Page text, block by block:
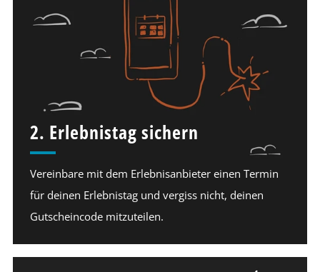
2. Erlebnistag sichern
Vereinbare mit dem Erlebnisanbieter einen Termin
für deinen Erlebnistag und vergiss nicht, deinen
Gutscheincode mitzuteilen.